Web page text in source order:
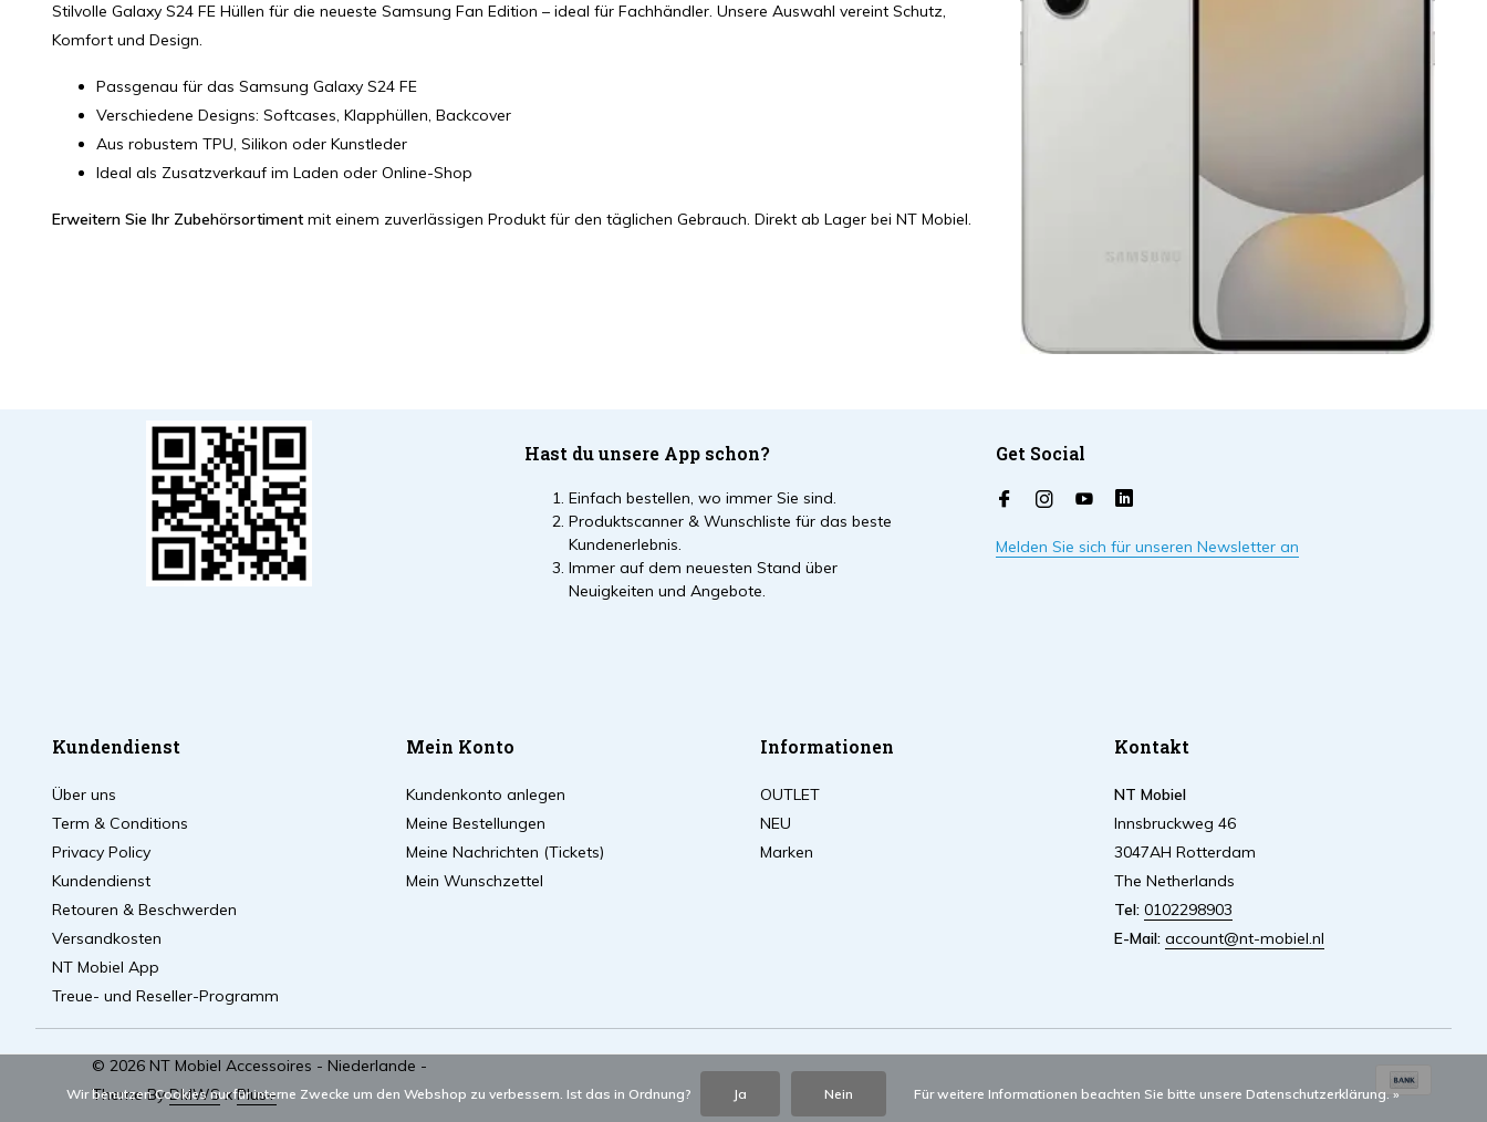
Stilvolle Galaxy S24 FE Hüllen für die neueste Samsung Fan Edition – ideal für Fachhändler. Unsere Auswahl vereint Schutz,
Komfort und Design.
Passgenau für das Samsung Galaxy S24 FE
Verschiedene Designs: Softcases, Klapphüllen, Backcover
Aus robustem TPU, Silikon oder Kunstleder
Ideal als Zusatzverkauf im Laden oder Online-Shop
Erweitern Sie Ihr Zubehörsortiment mit einem zuverlässigen Produkt für den täglichen Gebrauch. Direkt ab Lager bei NT Mobiel.
Hast du unsere App schon?
Einfach bestellen, wo immer Sie sind.
Produktscanner & Wunschliste für das beste
Kundenerlebnis.
Immer auf dem neuesten Stand über
Neuigkeiten und Angebote.
Get Social
Melden Sie sich für unseren Newsletter an
Kundendienst
Über uns
Term & Conditions
Privacy Policy
Kundendienst
Retouren & Beschwerden
Versandkosten
NT Mobiel App
Treue- und Reseller-Programm
Mein Konto
Kundenkonto anlegen
Meine Bestellungen
Meine Nachrichten (Tickets)
Mein Wunschzettel
Informationen
OUTLET
NEU
Marken
Kontakt
NT Mobiel
Innsbruckweg 46
3047AH Rotterdam
The Netherlands
Tel: 0102298903
E-Mail: account@nt-mobiel.nl
© 2026 NT Mobiel Accessoires - Niederlande -
Theme ByDMWSxPlus+
Wir benutzen Cookies nur für interne Zwecke um den Webshop zu verbessern. Ist das in Ordnung? Ja Nein Für weitere Informationen beachten Sie bitte unsere Datenschutzerklärung. »